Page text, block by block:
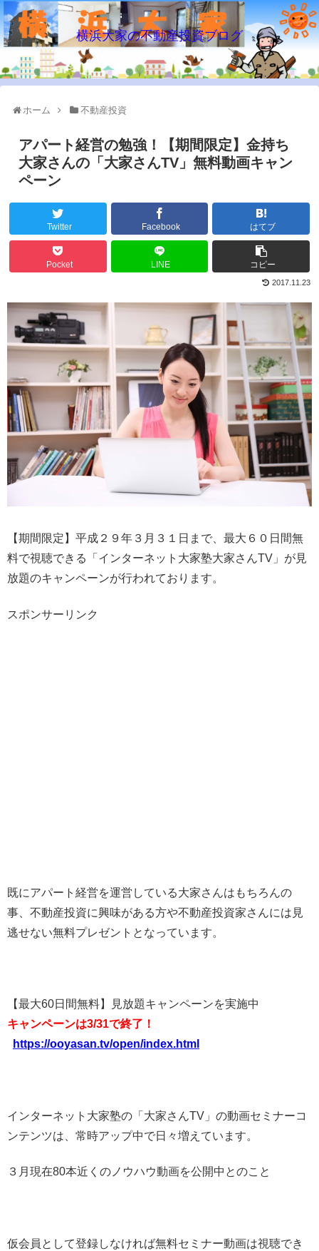
横浜大家の不動産投資ブログ
ホーム 不動産投資
アパート経営の勉強！【期間限定】金持ち
大家さんの「大家さんTV」無料動画キャン
ペーン
Twitter Facebook はてブ
Pocket LINE コピー
2017.11.23
【期間限定】平成２９年３月３１日まで、最大６０日間無
料で視聴できる「インターネット大家塾大家さんTV」が見
放題のキャンペーンが行われております。
スポンサーリンク
既にアパート経営を運営している大家さんはもちろんの
事、不動産投資に興味がある方や不動産投資家さんには見
逃せない無料プレゼントとなっています。
【最大60日間無料】見放題キャンペーンを実施中
キャンペーンは3/31で終了！
https://ooyasan.tv/open/index.html
インターネット大家塾の「大家さんTV」の動画セミナーコ
ンテンツは、常時アップ中で日々増えています。
３月現在80本近くのノウハウ動画を公開中とのこと
仮会員として登録しなければ無料セミナー動画は視聴でき